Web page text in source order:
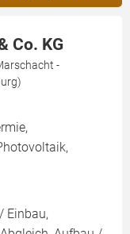
Co. KG
-
Einbau,